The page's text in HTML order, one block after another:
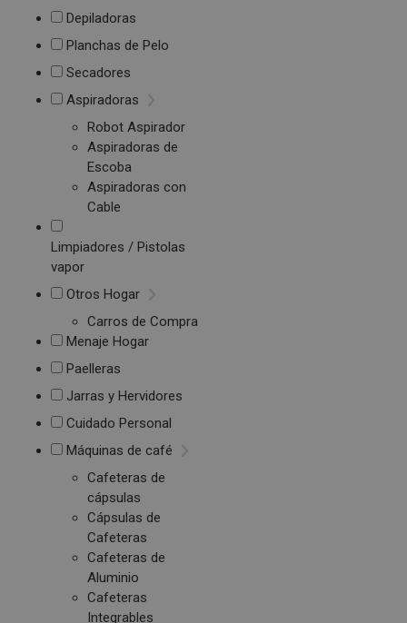
Depiladoras
Planchas de Pelo
Secadores
Aspiradoras
Robot Aspirador
Aspiradoras de
Escoba
Aspiradoras con
Cable
Limpiadores / Pistolas
vapor
Otros Hogar
Carros de Compra
Menaje Hogar
Paelleras
Jarras y Hervidores
Cuidado Personal
Máquinas de café
Cafeteras de
cápsulas
Cápsulas de
Cafeteras
Cafeteras de
Aluminio
Cafeteras
Integrables